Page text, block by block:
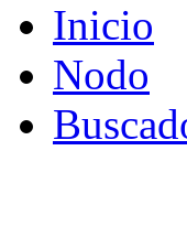
Inicio
Nodo